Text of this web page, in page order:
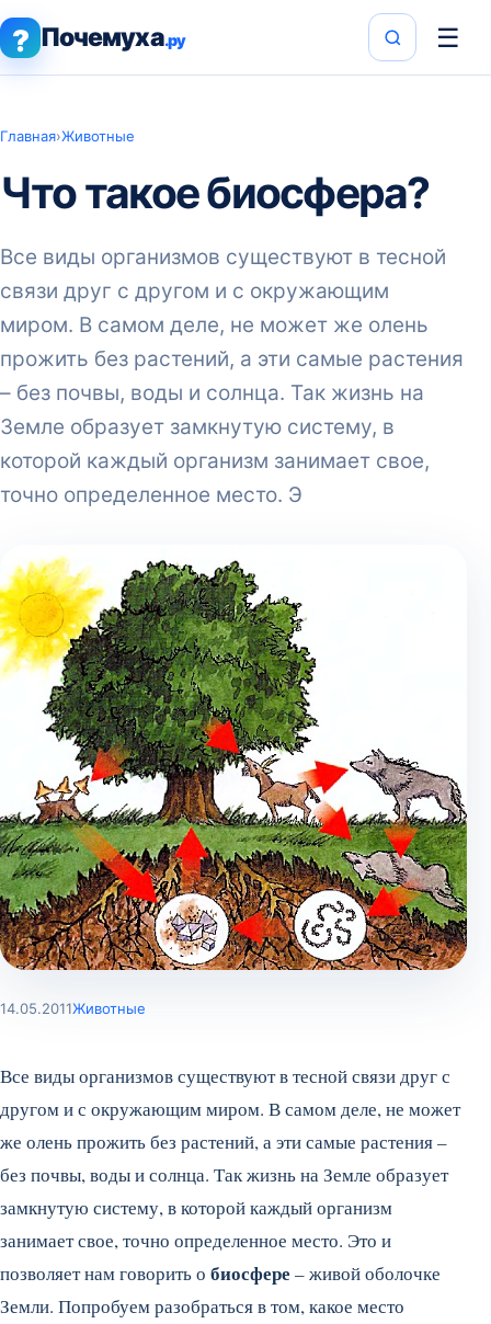
? Почемуха.ру ☰
Главная›Животные
Что такое биосфера?
Все виды организмов существуют в тесной
связи друг с другом и с окружающим
миром. В самом деле, не может же олень
прожить без растений, а эти самые растения
– без почвы, воды и солнца. Так жизнь на
Земле образует замкнутую систему, в
которой каждый организм занимает свое,
точно определенное место. Э
14.05.2011Животные
Все виды организмов существуют в тесной связи друг с
другом и с окружающим миром. В самом деле, не может
же олень прожить без растений, а эти самые растения –
без почвы, воды и солнца. Так жизнь на Земле образует
замкнутую систему, в которой каждый организм
занимает свое, точно определенное место. Это и
позволяет нам говорить о биосфере – живой оболочке
Земли. Попробуем разобраться в том, какое место